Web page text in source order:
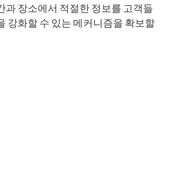
과 장소에서 적절한 정보를 고객들
강화할 수 있는 메커니즘을 확보할